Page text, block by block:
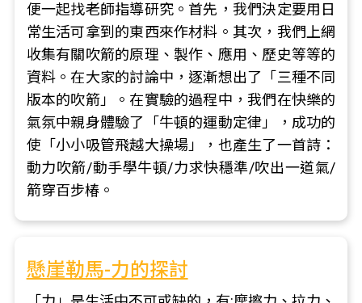
便一起找老師指導研究。首先，我們決定要用日
常生活可拿到的東西來作材料。其次，我們上網
收集有關吹箭的原理、製作、應用、歷史等等的
資料。在大家的討論中，逐漸想出了「三種不同
版本的吹箭」。在實驗的過程中，我們在快樂的
氣氛中親身體驗了「牛頓的運動定律」，成功的
使「小小吸管飛越大操場」，也產生了一首詩：
動力吹箭/動手學牛頓/力求快穩準/吹出一道氣/
箭穿百步椿。
懸崖勒馬-力的探討